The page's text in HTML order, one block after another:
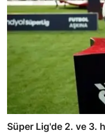
Süper Lig'de 2. ve 3.